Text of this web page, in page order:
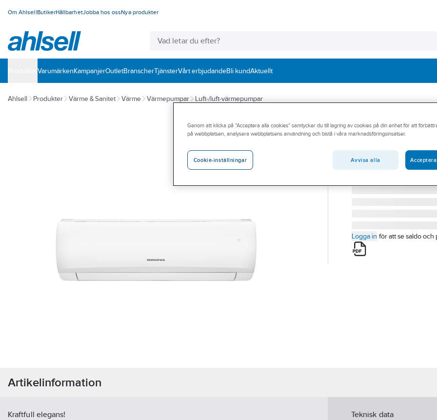
Om AhlsellButikerHållbarhetJobba hos ossNya produkter
VarumärkenKampanjerOutletBranscherTjänsterVårt erbjudandeBli kundAktuellt
Ahlsell Produkter Värme & Sanitet Värme Värmepumpar Luft-/luft-värmepumpar
INNOVA
Innova Classic II
INNOVA VÄRMEPUMP
Artikelnummer:
7130513
7130180 +
Logga in för att se saldo och
Artikelinformation
Kraftfull elegans!
Teknisk data
Genom att klicka på "Acceptera alla cookies" samtycker du till lagring av cookies på din enhet för att
på webbplatsen, analysera webbplatsens användning och bistå i våra marknadsföringsinsatser.
Cookie-inställningar Avvisa alla